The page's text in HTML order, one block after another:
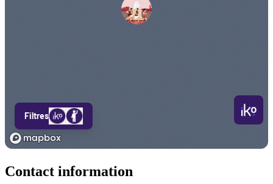
Contact information